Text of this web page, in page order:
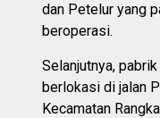
dan Petelur yang
beroperasi.
Selanjutnya,
berlokasi di jalan
Kecamatan